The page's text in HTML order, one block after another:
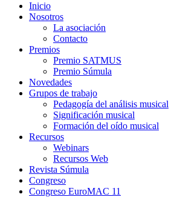
Inicio
Nosotros
La asociación
Contacto
Premios
Premio SATMUS
Premio Súmula
Novedades
Grupos de trabajo
Pedagogía del análisis musical
Significación musical
Formación del oído musical
Recursos
Webinars
Recursos Web
Revista Súmula
Congreso
Congreso EuroMAC 11